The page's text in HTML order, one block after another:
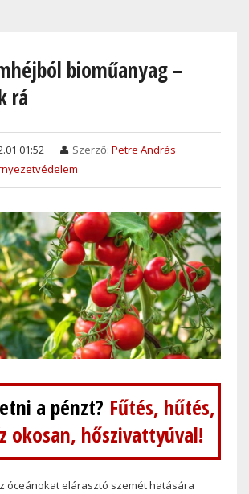
bioműanyag –
rá
01:52 Szerző: Petre András
a pénzt? Fűtés, hűtés,
okosan, hőszivattyúval!
óceánokat elárasztó szemét hatására